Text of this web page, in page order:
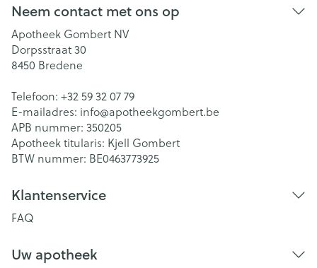
Neem contact met ons op
Apotheek Gombert NV
Dorpsstraat 30
8450 Bredene
Telefoon: +32 59 32 07 79
E-mailadres: info@apotheekgombert.be
APB nummer: 350205
Apotheek titularis: Kjell Gombert
BTW nummer: BE0463773925
Klantenservice
FAQ
Uw apotheek